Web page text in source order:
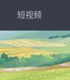
短视频